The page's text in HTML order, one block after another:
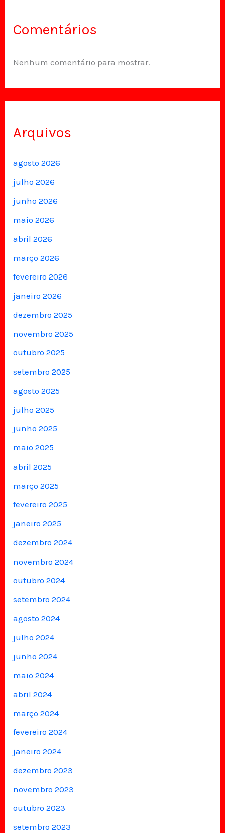
Comentários
Nenhum comentário para mostrar.
Arquivos
agosto 2026
julho 2026
junho 2026
maio 2026
abril 2026
março 2026
fevereiro 2026
janeiro 2026
dezembro 2025
novembro 2025
outubro 2025
setembro 2025
agosto 2025
julho 2025
junho 2025
maio 2025
abril 2025
março 2025
fevereiro 2025
janeiro 2025
dezembro 2024
novembro 2024
outubro 2024
setembro 2024
agosto 2024
julho 2024
junho 2024
maio 2024
abril 2024
março 2024
fevereiro 2024
janeiro 2024
dezembro 2023
novembro 2023
outubro 2023
setembro 2023